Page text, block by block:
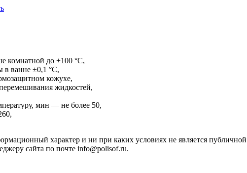
комнатной до +100 °С,
в ванне ±0,1 °C,
кожухе,
жидкостей,
мин — не более 50,
характер и ни при каких условиях не является
сайта по почте info@polisof.ru.